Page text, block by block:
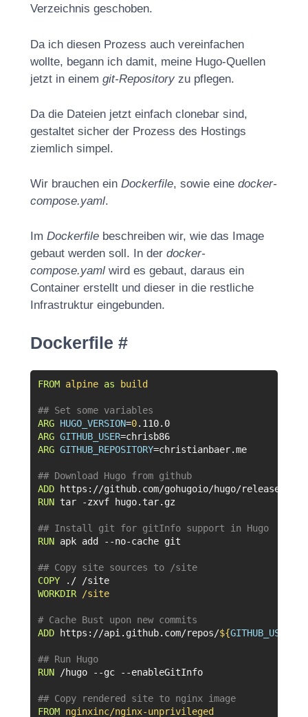
Verzeichnis geschoben.
Da ich diesen Prozess auch vereinfachen
wollte, begann ich damit, meine Hugo-Quellen
jetzt in einem git-Repository zu pflegen.
Da die Dateien jetzt einfach clonebar sind,
gestaltet sicher der Prozess des Hostings
ziemlich simpel.
Wir brauchen ein Dockerfile, sowie eine docker-
compose.yaml.
Im Dockerfile beschreiben wir, wie das Image
gebaut werden soll. In der docker-
compose.yaml wird es gebaut, daraus ein
Container erstellt und dieser in die restliche
Infrastruktur eingebunden.
Dockerfile #
FROM alpine as build
## Set some variables
ARG HUGO_VERSION=0.110.0
ARG GITHUB_USER=
chrisb86
ARG GITHUB_REPOSITORY=christianbaer.me
## Download Hugo from github
ADD https://github.com/gohugoio/hugo/releases/
RUN tar -zxvf hugo.tar.gz
## Install git for gitInfo support in Hugo
RUN apk add --no-cache git
## Copy site sources to /site
COPY ./ /site
WORKDIR
/site
# Cache Bust upon new commits
ADD https://api.github.com/repos/${GITHUB_USER
## Run Hugo
RUN /hugo --gc --enableGitInfo
## Copy rendered site to nginx image
FROM nginxinc/nginx-unprivileged